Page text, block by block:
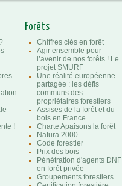
!
Forêts
Chiffres clés en forêt
Agir ensemble pour
l’avenir de nos forêts ! Le
projet SMURF
Une réalité européenne
partagée : les défis
communs des
propriétaires forestiers
Assises de la forêt et du
bois en France
Charte Apaisons la forêt
Natura 2000
Code forestier
Prix des bois
Pénétration d'agents DNF
en forêt privée
Groupements forestiers